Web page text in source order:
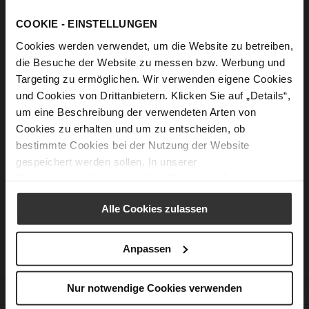
COOKIE - EINSTELLUNGEN
Cookies werden verwendet, um die Website zu betreiben,
die Besuche der Website zu messen bzw. Werbung und
Targeting zu ermöglichen. Wir verwenden eigene Cookies
und Cookies von Drittanbietern. Klicken Sie auf „Details“,
um eine Beschreibung der verwendeten Arten von
Cookies zu erhalten und um zu entscheiden, ob
bestimmte Cookies bei der Nutzung der Website
gespeichert werden sollen. In unserer
Alle Cookies zulassen
Anpassen
Nur notwendige Cookies verwenden
Passwort vergessen?
Neue Kunden
Ein Konto zu erstellen hat viele Vorteile: schneller zur Kasse
gehen, mehr als eine Adresse speichern, Bestellungen
verfolgen und mehr.
Ein Konto erstellen
KUNDENSERVICE